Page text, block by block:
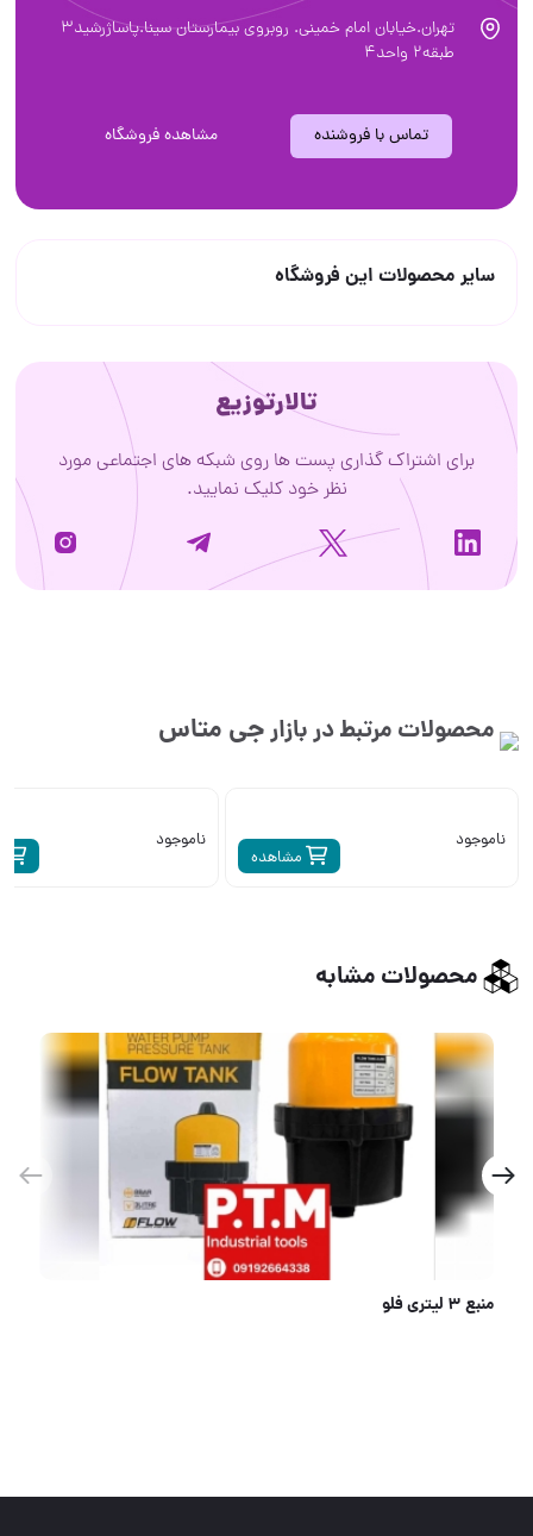
تهران.خیابان امام خمینی. روبروی بیمارستان سینا.پاساژرشید3
طبقه2 واحد4
تماس با فروشنده مشاهده فروشگاه
سایر محصولات این فروشگاه
تالارتوزیع
برای اشتراک گذاری پست ها روی شبکه های اجتماعی مورد
نظر خود کلیک نمایید.
محصولات مرتبط در بازارجی متاس
مشاهده
ناموجود ناموجود
محصولات مشابه
منبع 3 لیتری فلو